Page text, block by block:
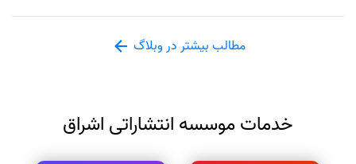
مطالب بیشتر در وبلاگ
خدمات موسسه انتشاراتی اشراق